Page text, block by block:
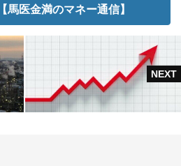
馬医金満のマネー通信】